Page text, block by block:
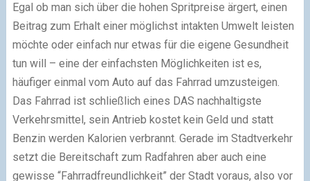
Egal ob man sich über die hohen Spritpreise ärgert, einen
Beitrag zum Erhalt einer möglichst intakten Umwelt leisten
möchte oder einfach nur etwas für die eigene Gesundheit
tun will – eine der einfachsten Möglichkeiten ist es,
häufiger einmal vom Auto auf das Fahrrad umzusteigen.
Das Fahrrad ist schließlich eines DAS nachhaltigste
Verkehrsmittel, sein Antrieb kostet kein Geld und statt
Benzin werden Kalorien verbrannt. Gerade im Stadtverkehr
setzt die Bereitschaft zum Radfahren aber auch eine
gewisse “Fahrradfreundlichkeit” der Stadt voraus, also vor